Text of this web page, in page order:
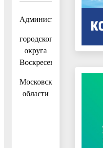
Администрация
городского
округа
Воскресенск
Московской
области